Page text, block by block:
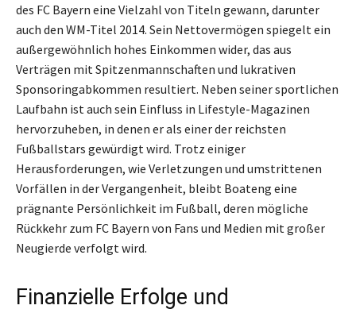
des FC Bayern eine Vielzahl von Titeln gewann, darunter
auch den WM-Titel 2014. Sein Nettovermögen spiegelt ein
außergewöhnlich hohes Einkommen wider, das aus
Verträgen mit Spitzenmannschaften und lukrativen
Sponsoringabkommen resultiert. Neben seiner sportlichen
Laufbahn ist auch sein Einfluss in Lifestyle-Magazinen
hervorzuheben, in denen er als einer der reichsten
Fußballstars gewürdigt wird. Trotz einiger
Herausforderungen, wie Verletzungen und umstrittenen
Vorfällen in der Vergangenheit, bleibt Boateng eine
prägnante Persönlichkeit im Fußball, deren mögliche
Rückkehr zum FC Bayern von Fans und Medien mit großer
Neugierde verfolgt wird.
Finanzielle Erfolge und